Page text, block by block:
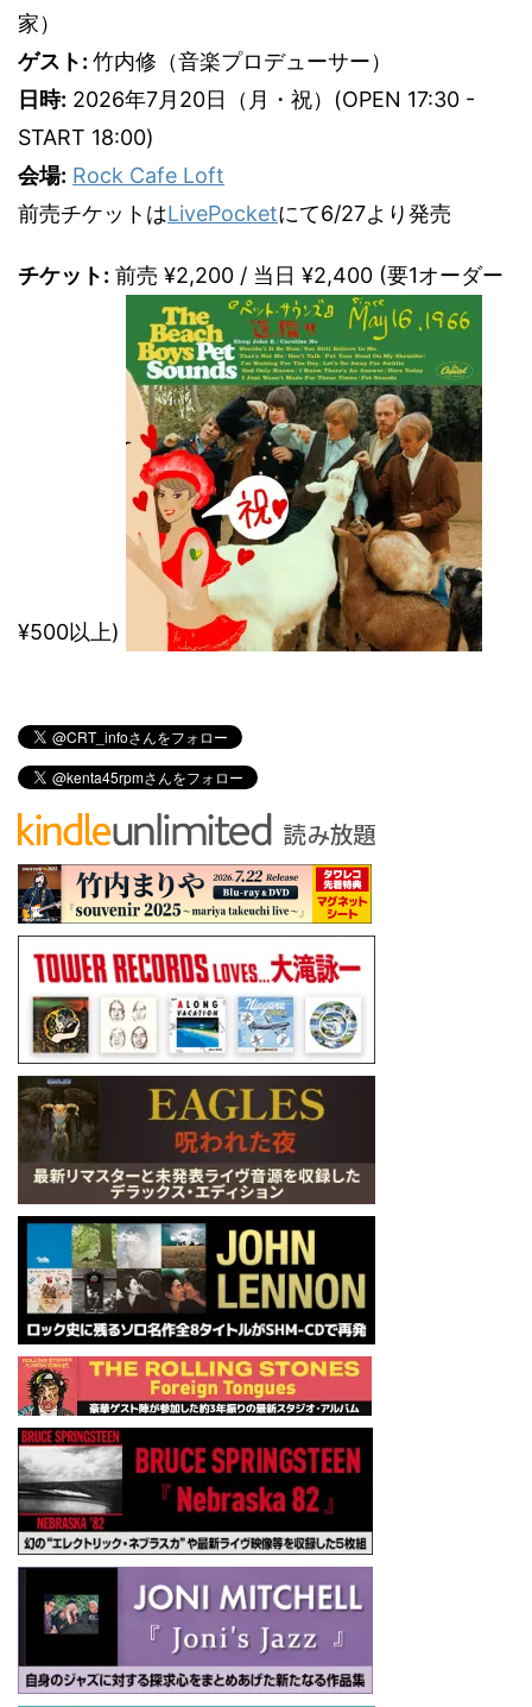
家）
ゲスト: 竹内修（音楽プロデューサー）
日時: 2026年7月20日（月・祝）(OPEN 17:30 -
START 18:00)
会場: Rock Cafe Loft
前売チケットはLivePocketにて6/27より発売
チケット: 前売 ¥2,200 / 当日 ¥2,400 (要1オーダー
¥500以上)